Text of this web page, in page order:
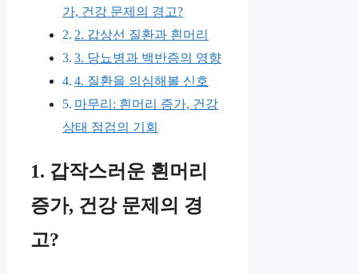
가, 건강 문제의 경고?
2. 갑상선 질환과 흰머리
3. 당뇨병과 백반증의 영향
4. 질환을 의심해볼 신호
마무리: 흰머리 증가, 건강
상태 점검의 기회
1. 갑작스러운 흰머리
증가, 건강 문제의 경
고?